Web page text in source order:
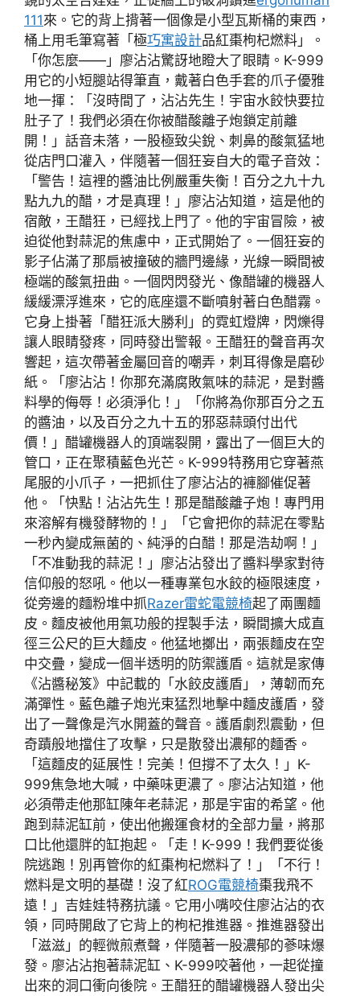
111來。它的背上揹著一個像是小型瓦斯桶的東西，
桶上用毛筆寫著「極巧寓設計品紅棗枸杞燃料」。
「你怎麼——」廖沾沾驚訝地瞪大了眼睛。K-999
用它的小短腿站得筆直，戴著白色手套的爪子優雅
地一揮：「沒時間了，沾沾先生！宇宙水餃快要拉
肚子了！我們必須在你被醋酸離子炮鎖定前離
開！」話音未落，一股極致尖銳、刺鼻的酸氣猛地
從店門口灌入，伴隨著一個狂妄自大的電子音效：
「警告！這裡的醬油比例嚴重失衡！百分之九十九
點九九的醋，才是真理！」廖沾沾知道，這是他的
宿敵，王醋狂，已經找上門了。他的宇宙冒險，被
迫從他對蒜泥的焦慮中，正式開始了。一個狂妄的
影子佔滿了那扇被撞破的牆門邊緣，光線一瞬間被
極端的酸氣扭曲。一個閃閃發光、像醋罐的機器人
緩緩漂浮進來，它的底座還不斷噴射著白色醋霧。
它身上掛著「醋狂派大勝利」的霓虹燈牌，閃爍得
讓人眼睛發疼，同時發出警報。王醋狂的聲音再次
響起，這次帶著金屬回音的嘲弄，刺耳得像是磨砂
紙。「廖沾沾！你那充滿腐敗氣味的蒜泥，是對醬
料學的侮辱！必須淨化！」「你將為你那百分之五
的醬油，以及百分之九十五的邪惡蒜頭付出代
價！」醋罐機器人的頂端裂開，露出了一個巨大的
管口，正在聚積藍色光芒。K-999特務用它穿著燕
尾服的小爪子，一把抓住了廖沾沾的褲腳催促著
他。「快點！沾沾先生！那是醋酸離子炮！專門用
來溶解有機發酵物的！」「它會把你的蒜泥在零點
一秒內變成無菌的、純淨的白醋！那是浩劫啊！」
「不准動我的蒜泥！」廖沾沾發出了醬料學家對待
信仰般的怒吼。他以一種專業包水餃的極限速度，
從旁邊的麵粉堆中抓Razer雷蛇電競椅起了兩團麵
皮。麵皮被他用氣功般的捏製手法，瞬間擴大成直
徑三公尺的巨大麵皮。他猛地擲出，兩張麵皮在空
中交疊，變成一個半透明的防禦護盾。這就是家傳
《沾醬秘笈》中記載的「水餃皮護盾」，薄韌而充
滿彈性。藍色離子炮光束猛烈地擊中麵皮護盾，發
出了一聲像是汽水開蓋的聲音。護盾劇烈震動，但
奇蹟般地擋住了攻擊，只是散發出濃郁的麵香。
「這麵皮的延展性！完美！但撐不了太久！」K-
999焦急地大喊，中藥味更濃了。廖沾沾知道，他
必須帶走他那缸陳年老蒜泥，那是宇宙的希望。他
跑到蒜泥缸前，使出他搬運食材的全部力量，將那
口比他還胖的缸抱起。「走！K-999！我們要從後
院逃跑！別再管你的紅棗枸杞燃料了！」「不行！
燃料是文明的基礎！沒了紅ROG電競椅棗我飛不
遠！」吉娃娃特務抗議。它用小嘴咬住廖沾沾的衣
領，同時開啟了它背上的枸杞推進器。推進器發出
「滋滋」的輕微煎煮聲，伴隨著一股濃郁的蔘味爆
發。廖沾沾抱著蒜泥缸、K-999咬著他，一起從撞
出來的洞口衝向後院。王醋狂的醋罐機器人發出尖